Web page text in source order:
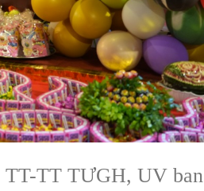
TT-TT TƯGH, UV ban